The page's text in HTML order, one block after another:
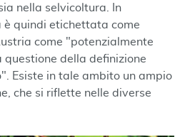
nella selvicoltura. In
è quindi etichettata come
come "potenzialmente
questione della definizione
Esiste in tale ambito un ampio
che si riflette nelle diverse